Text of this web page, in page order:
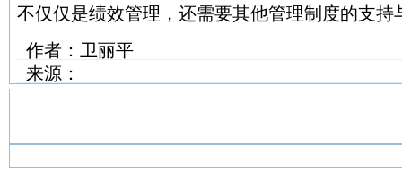
不仅仅是绩效管理，还需要其他管理制度的支持
作者：卫丽平
来源：